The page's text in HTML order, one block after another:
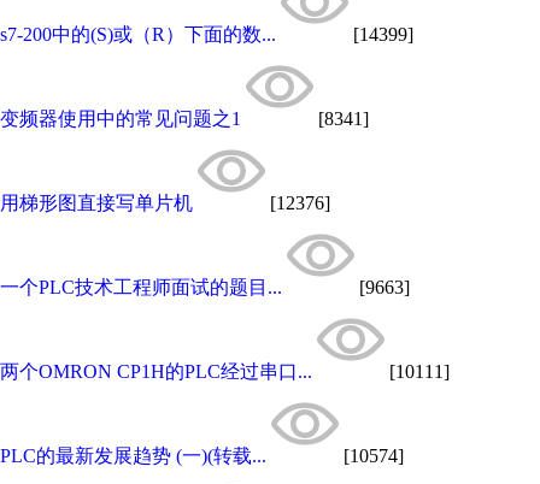
s7-200中的(S)或（R）下面的数... [14399]
变频器使用中的常见问题之1 [8341]
用梯形图直接写单片机 [12376]
一个PLC技术工程师面试的题目... [9663]
两个OMRON CP1H的PLC经过串口... [10111]
PLC的最新发展趋势 (一)(转载... [10574]